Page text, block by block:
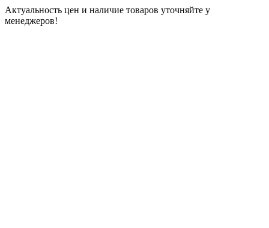
Актуальность цен и наличие товаров уточняйте у
менеджеров!